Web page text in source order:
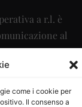
come i cookie per
Il consenso a
a r.l. è
al